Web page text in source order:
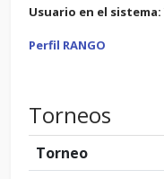
Usuario en el sistema:
Perfil RANGO
Torneos
Torneo